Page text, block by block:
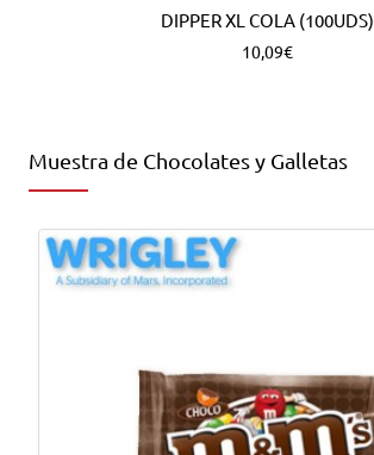
DIPPER XL COLA (100UDS)
10,09€
Muestra de Chocolates y Galletas